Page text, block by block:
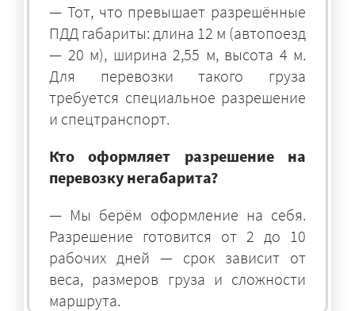
— Тот, что превышает разрешённые
ПДД габариты: длина 12 м (автопоезд
— 20 м), ширина 2,55 м, высота 4 м.
Для перевозки такого груза
требуется специальное разрешение
и спецтранспорт.
Кто оформляет разрешение на
перевозку негабарита?
— Мы берём оформление на себя.
Разрешение готовится от 2 до 10
рабочих дней — срок зависит от
веса, размеров груза и сложности
маршрута.